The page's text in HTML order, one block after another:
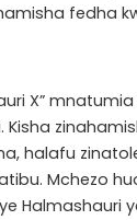
fedha
X”
Kisha
halafu
Mchezo
Halmashauri